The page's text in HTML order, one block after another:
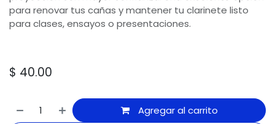
para renovar tus cañas y mantener tu clarinete listo
para clases, ensayos o presentaciones.
$ 40.00
Agregar al carrito